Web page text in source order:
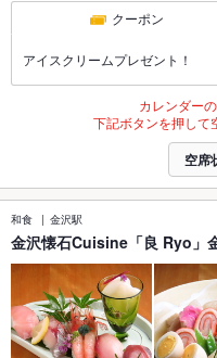
クーポン
アイスクリームプレゼント！
カレンダー
下記ボタンを押して
空席
和食 金沢駅
金沢懐石Cuisine「良 Ryo」